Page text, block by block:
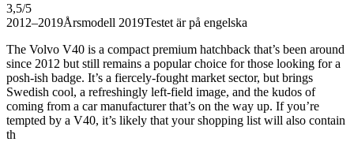
3,5/5
2012–2019Årsmodell 2019Testet är på engelska
The Volvo V40 is a compact premium hatchback that’s been around
since 2012 but still remains a popular choice for those looking for a
posh-ish badge. It’s a fiercely-fought market sector, but brings
Swedish cool, a refreshingly left-field image, and the kudos of
coming from a car manufacturer that’s on the way up. If you’re
tempted by a V40, it’s likely that your shopping list will also contain
th